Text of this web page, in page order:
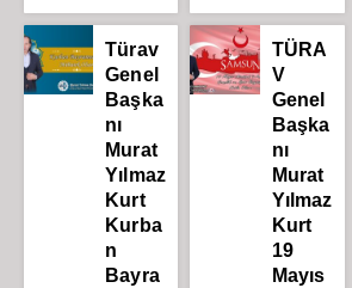
Türav
Genel
Başka
nı
Murat
Yılmaz
Kurt
Kurba
n
Bayra
TÜRA
V
Genel
Başka
nı
Murat
Yılmaz
Kurt
19
Mayıs